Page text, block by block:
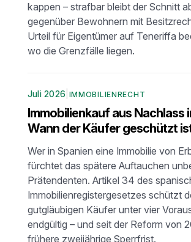
kappen – strafbar bleibt der Schnitt
gegenüber Bewohnern mit
Urteil für Eigentümer auf Teneriffa
wo die Grenzfälle liegen.
Juli 2026 IMMOBILIENRECHT
Immobilienkauf aus Nachlass
Wann der Käufer geschützt
Wer in Spanien eine Immobilie von
fürchtet das spätere Auftauchen
Prätendenten. Artikel 34 des
Immobilienregistergesetzes schützt
gutgläubigen Käufer unter vier
endgültig – und seit der Reform von
frühere zweijährige Sperrfrist.